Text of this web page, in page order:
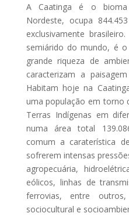
A Caatinga é o bioma
Nordeste, ocupa
exclusivamente
semiárido do mundo, é
grande riqueza de
caracterizam a
Habitam hoje na
uma população em torno
Terras Indígenas em
numa área total
comum a caraterística
sofrerem intensas
agropecuária,
eólicos, linhas de
ferrovias, entre
sociocultural e